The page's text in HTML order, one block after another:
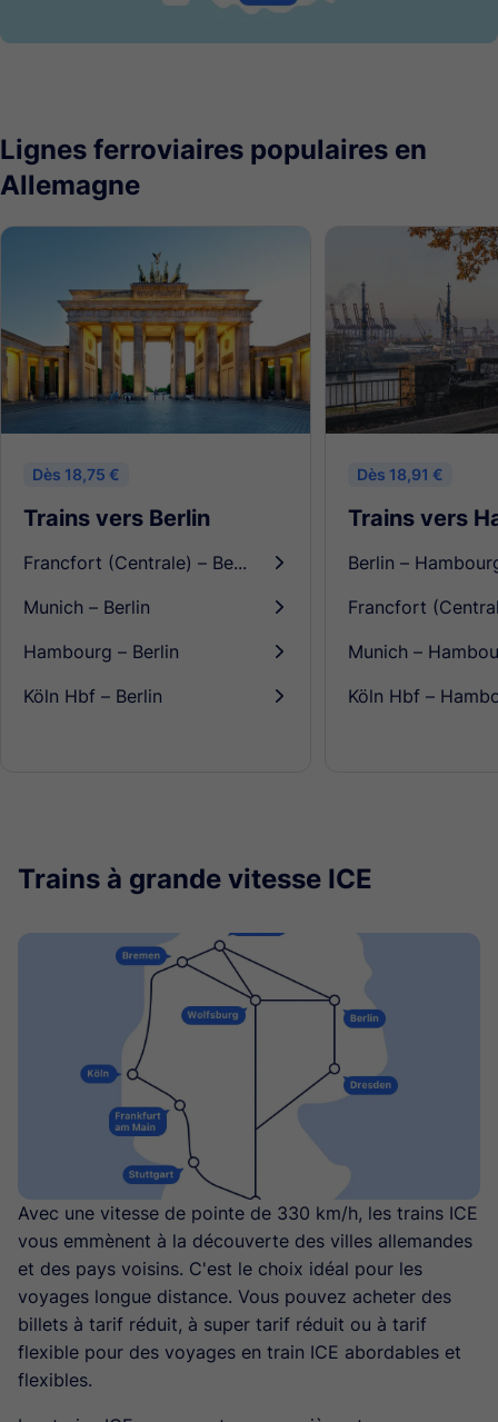
Lignes ferroviaires populaires en
Allemagne
Dès 18,75 €
Trains vers Berlin
Francfort (Centrale) – Berlin 󰄽
Munich – Berlin 󰄽
Hambourg – Berlin 󰄽
Köln Hbf – Berlin 󰄽
Dès 18,91 €
Trains vers
Berlin –
Munich –
Köln Hbf –
Trains à grande vitesse ICE
Avec une vitesse de pointe de 330 km/h, les trains ICE
vous emmènent à la découverte des villes allemandes
et des pays voisins. C'est le choix idéal pour les
voyages longue distance. Vous pouvez acheter des
billets à tarif réduit, à super tarif réduit ou à tarif
flexible pour des voyages en train ICE abordables et
flexibles.